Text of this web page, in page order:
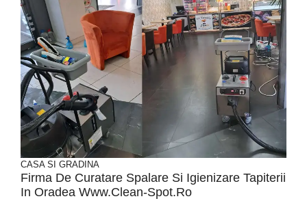
CASA SI GRADINA
Firma De Curatare Spalare Si Igienizare Tapiterii
In Oradea Www.Clean-Spot.Ro